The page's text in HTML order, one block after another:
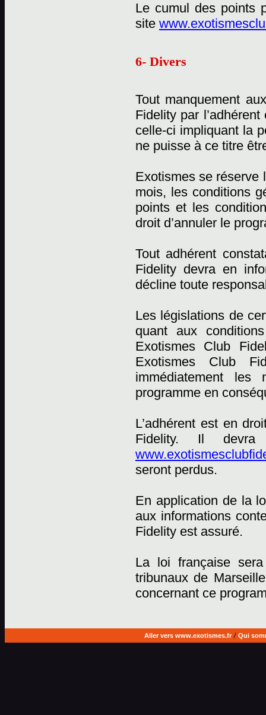
Le cumul des points
site
6- Divers
Tout manquement
Fidelity par
celle-ci impliquant la
ne puisse à ce titre
Exotismes se réserve
mois, les conditions
points et les
droit d’annuler le
Tout adhérent
Fidelity devra en
décline toute
Les législations de
quant aux
Exotismes Club
Exotismes Club
immédiatement
programme en
L’adhérent est en
Fidelity. Il
seront perdus.
En application de la
aux informations
Fidelity est assuré.
La loi française
tribunaux de
concernant ce
Aller vers www.exotismes.fr/ Qui